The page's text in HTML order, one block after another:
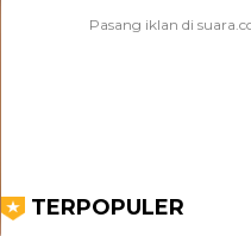
TERPOPULER